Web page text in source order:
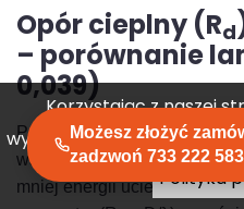
Korzystając z naszej
wykorzystywanie przez
Polityka
Możesz złożyć
zadzwoń 733 222 583
Opór cieplny (Rd
– porównanie
0,039)
Parametr oporu cieplnego (R
wskaźnikiem efektywności
mniej energii ucieka z